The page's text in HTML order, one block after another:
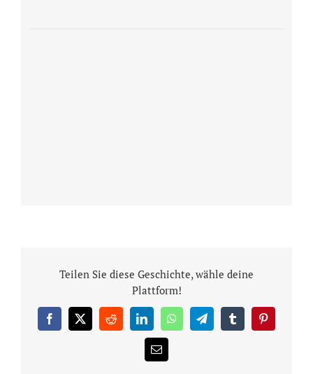
Teilen Sie diese Geschichte, wähle deine
Plattform!
Facebook
X RedditLinkedInWhatsAppTelegramTumblrPinterest
E-